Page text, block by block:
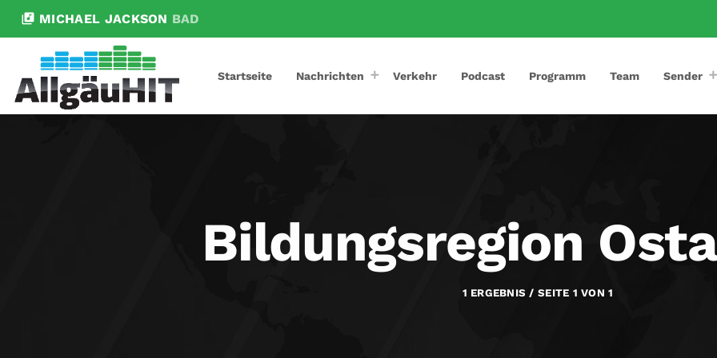
library_music MICHAEL JACKSON BAD
Startseite Nachrichten Verkehr Podcast Programm Team Sender
Bildungsregion
1 ERGEBNIS / SEITE 1 VON 1